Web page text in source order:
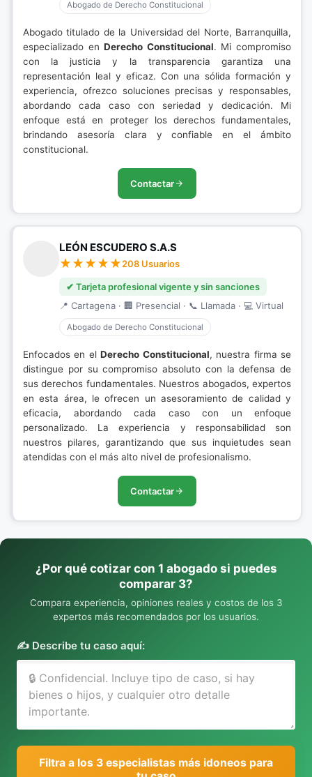
Abogado de Derecho Constitucional
Abogado titulado de la Universidad del Norte, Barranquilla,
especializado enDerecho Constitucional. Mi compromiso
con la justicia y la transparencia garantiza una
representación leal y eficaz. Con una sólida formación y
experiencia, ofrezco soluciones precisas y responsables,
abordando cada caso con seriedad y dedicación. Mi
enfoque está en proteger los derechos fundamentales,
brindando asesoría clara y confiable en el ámbito
constitucional.
Contactar
LEÓN ESCUDERO S.A.S
208 Usuarios
✔ Tarjeta profesional vigente y sin sanciones
📍 Cartagena · 🏢 Presencial · 📞 Llamada · 💻 Virtual
Abogado de Derecho Constitucional
Enfocados en elDerecho Constitucional, nuestra firma se
distingue por su compromiso absoluto con la defensa de
sus derechos fundamentales. Nuestros abogados, expertos
en esta área, le ofrecen un asesoramiento de calidad y
eficacia, abordando cada caso con un enfoque
personalizado. La experiencia y responsabilidad son
nuestros pilares, garantizando que sus inquietudes sean
atendidas con el más alto nivel de profesionalismo.
Contactar
¿Por qué cotizar con 1 abogado si puedes
comparar 3?
Compara experiencia, opiniones reales y costos de los 3
expertos más recomendados por los usuarios.
✍️ Describe tu caso aquí:
Filtra a los 3 especialistas más idoneos para